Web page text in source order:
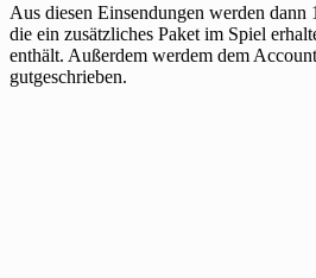
Aus diesen Einsendungen werden dann
die ein zusätzliches Paket im Spiel
enthält. Außerdem werdem dem
gutgeschrieben.